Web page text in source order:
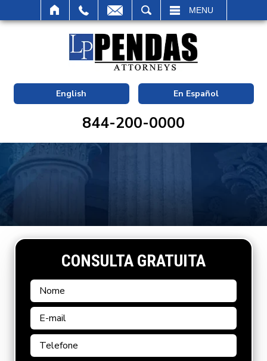
MENU
English En Español
844-200-0000
CONSULTA GRATUITA